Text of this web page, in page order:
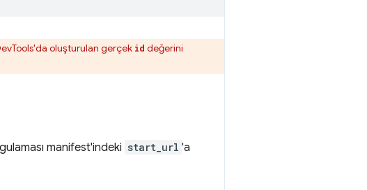
oluşturulan gerçek id değerini
manifest'indeki start_url 'a